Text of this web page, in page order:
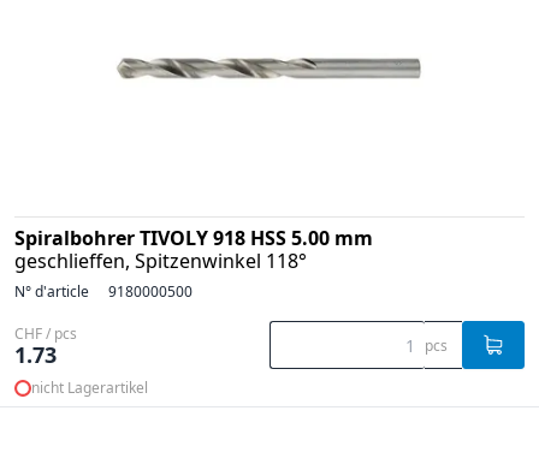
Spiralbohrer TIVOLY 918 HSS 5.00 mm
geschlieffen, Spitzenwinkel 118°
N° d'article 9180000500
CHF / pcs
1.73 pcs
nicht Lagerartikel